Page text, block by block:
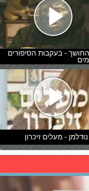
- בעקבות הסיפורים
- מעלים זיכרון